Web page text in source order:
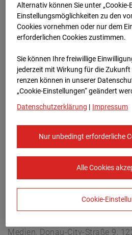
Arnulf Klett Platz, 70173
Zur
Europe/Berlin
Medien, Donau-City-Straße 9,
Alternativ können Sie unter „Cookie-
Einstellungsmöglichkeiten zu den
Cookies vornehmen oder nur dem
erforderlichen Cookies zustimmen.
Sie können Ihre freiwillige
jederzeit mit Wirkung für die
renzen können in unserer
„Cookie-Einstellungen“ geändert
Datenschutzerklärung | Impressum
Nur unbedingt erforderliche
Alle Cookies
Cookie-